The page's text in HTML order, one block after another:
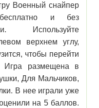
Военный снайпер
и без
Используйте
верхнем углу,
чтобы перейти
Игра размещена в
Для Мальчиков,
В нее играли уже
на 5 баллов.